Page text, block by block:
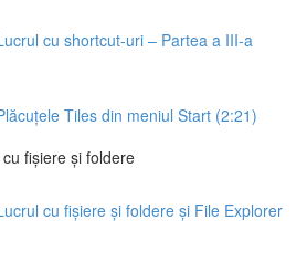
cu shortcut-uri – Partea a III-a
Tiles din meniul Start (2:21)
fișiere și foldere
cu fișiere și foldere și File Explorer